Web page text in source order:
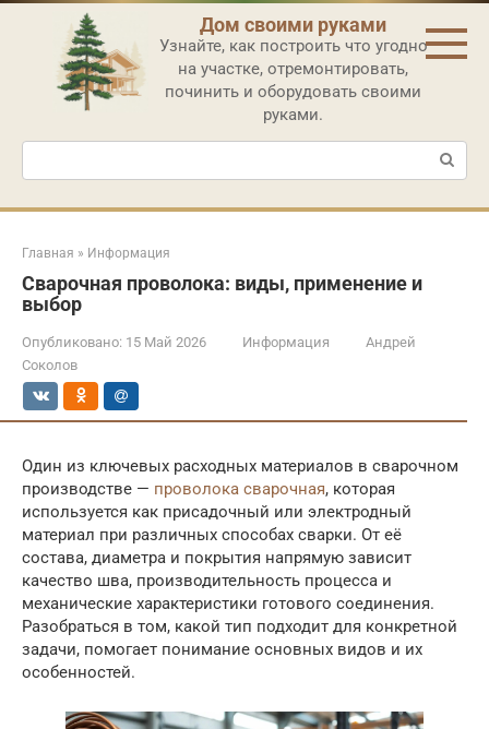
Перейти
контенту
Дом своими руками
Узнайте, как построить что угодно
на участке, отремонтировать,
починить и оборудовать своими
руками.
Поиск:
Главная » Информация
Сварочная проволока: виды, применение и
выбор
Опубликовано: 15 Май 2026 Информация
Андрей
Соколов
Один из ключевых расходных материалов в сварочном
производстве — проволока сварочная, которая
используется как присадочный или электродный
материал при различных способах сварки. От её
состава, диаметра и покрытия напрямую зависит
качество шва, производительность процесса и
механические характеристики готового соединения.
Разобраться в том, какой тип подходит для конкретной
задачи, помогает понимание основных видов и их
особенностей.